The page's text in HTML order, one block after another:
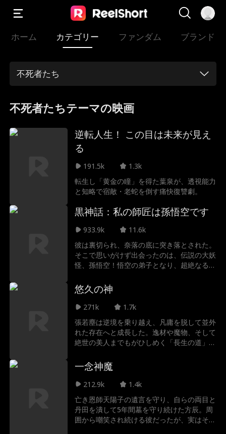
ホーム カテゴリー ファンダム ブランド
不死者たち
不死者たちテーマの映画
逆転人生！ この目は未来が見え
る
191.5k
1.3k
転生し「黄金の瞳」を得た葉泉が、透視能力
と知略で宿敵・老蛇を倒す痛快復讐劇。
黒神話：私の師匠は孫悟空です
933.9k
11.6k
彼は裏切られ、奈落の底に突き落とされた。
そこで思いがけず出会ったのは、伝説の大妖
怪、孫悟空！悟空の弟子となり、超絶なる神
歩み始める。最強の師弟コンビは、あらゆる
悪を討ち、積年の恨みを晴らしていく！
悠久の神
271k
1.7k
張若塵は逆境を乗り越え、凡庸を脱して並外
れた存在へと成長した。逸材や魔物、そして
絶世の美人までもがひしめく「長生の道」を
世界を切り拓いていく。
一念神魔
212.9k
1.4k
亡き恩師天陽子の遺言を守り、自らの両目と
丹田を潰して5年間墓を守り続けた方辰。周
囲から嘲笑され続ける彼だったが、実はそれ